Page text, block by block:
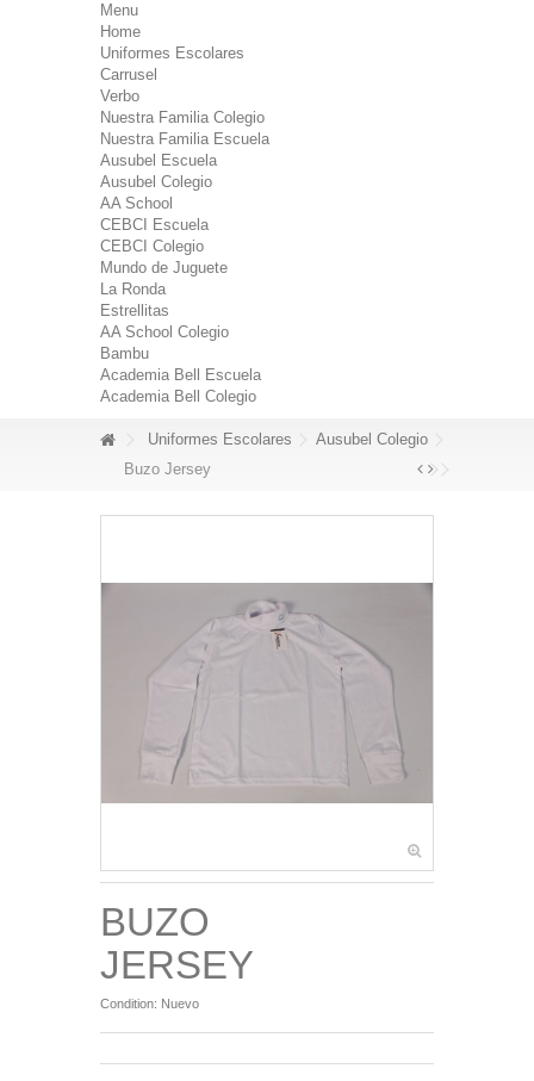
Menu
Home
Uniformes Escolares
Carrusel
Verbo
Nuestra Familia Colegio
Nuestra Familia Escuela
Ausubel Escuela
Ausubel Colegio
AA School
CEBCI Escuela
CEBCI Colegio
Mundo de Juguete
La Ronda
Estrellitas
AA School Colegio
Bambu
Academia Bell Escuela
Academia Bell Colegio
Uniformes Escolares
Ausubel Colegio
Buzo Jersey
BUZO
JERSEY
Condition: Nuevo